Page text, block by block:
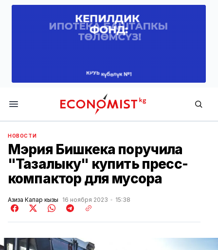
Economist.kg
НОВОСТИ
Мэрия Бишкека поручила
"Тазалыку" купить пресс-
компактор для мусора
Азиза Капар кызы 16 ноября 2023 15:38